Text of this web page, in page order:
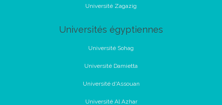
Université Zagazig
Universités égyptiennes
Université Sohag
Université Damietta
Université d'Assouan
Université Al Azhar